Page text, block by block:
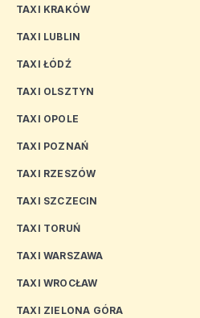
TAXI KRAKÓW
TAXI LUBLIN
TAXI ŁÓDŹ
TAXI OLSZTYN
TAXI OPOLE
TAXI POZNAŃ
TAXI RZESZÓW
TAXI SZCZECIN
TAXI TORUŃ
TAXI WARSZAWA
TAXI WROCŁAW
TAXI ZIELONA GÓRA